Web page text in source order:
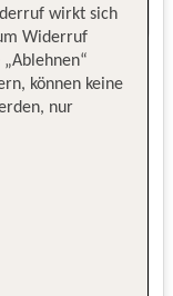
wirkt sich
Widerruf
können keine
nur